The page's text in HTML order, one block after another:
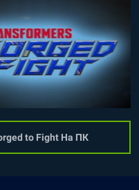
to Fight На ПК